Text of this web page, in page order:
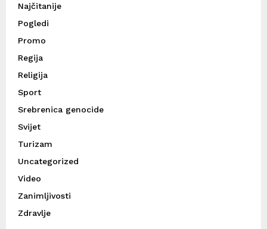
Najčitanije
Pogledi
Promo
Regija
Religija
Sport
Srebrenica genocide
Svijet
Turizam
Uncategorized
Video
Zanimljivosti
Zdravlje